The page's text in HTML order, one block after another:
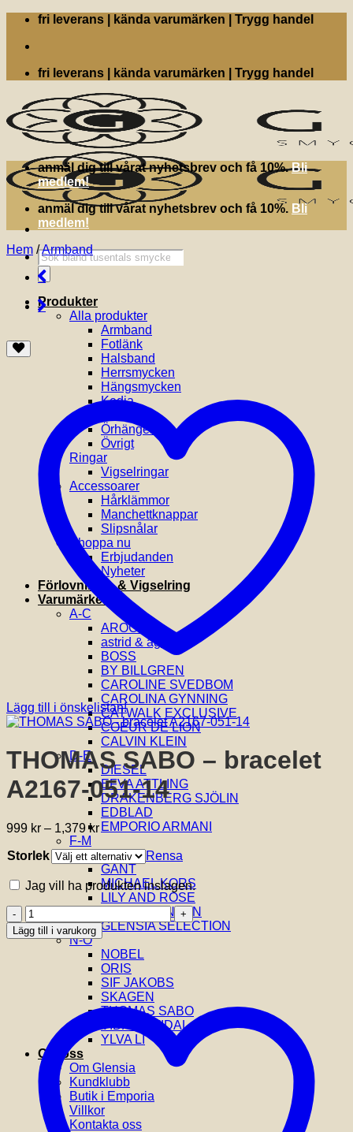
Skip
content
fri leverans | kända varumärken | Trygg handel
fri leverans | kända varumärken | Trygg handel
Produktsökning
Produkter
Alla produkter
Armband
Fotlänk
Halsband
Herrsmycken
Hängsmycken
Kedja
Örhängen
Övrigt
Ringar
Vigselringar
Accessoarer
Hårklämmor
Manchettknappar
Slipsnålar
Shoppa nu
Erbjudanden
Nyheter
Förlovnings- & Vigselring
Varumärken
A-C
AROCK
astrid & agnes
BOSS
BY BILLGREN
CAROLINE SVEDBOM
CAROLINA GYNNING
CATWALK EXCLUSIVE
COEUR DE LION
CALVIN KLEIN
D-E
DIESEL
EFVA ATTLING
DRAKENBERG SJÖLIN
EDBLAD
EMPORIO ARMANI
F-M
FOSSIL
GANT
MICHAEL KORS
LILY AND ROSE
GEORG JENSEN
GLENSIA SELECTION
N-Ö
NOBEL
ORIS
SIF JAKOBS
SKAGEN
THOMAS SABO
VIDAL & VIDAL
YLVA LI
Om oss
Om Glensia
Kundklubb
Butik i Emporia
Villkor
Kontakta oss
anmäl dig till vårat nyhetsbrev och få 10%.Bli
medlem!
anmäl dig till vårat nyhetsbrev och få 10%. Bli
medlem!
Hem /Armband
Lägg till i önskelistan!
THOMAS SABO – bracelet
A2167-051-14
999 kr – 1,379krPrisintervall:
till
1,379 kr
Storlek Rensa
Jag vill ha produkten inslagen.
THOMAS
SABO
-
Lägg till i varukorg